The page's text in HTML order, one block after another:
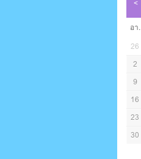
อา.
26
2
9
16
23
30